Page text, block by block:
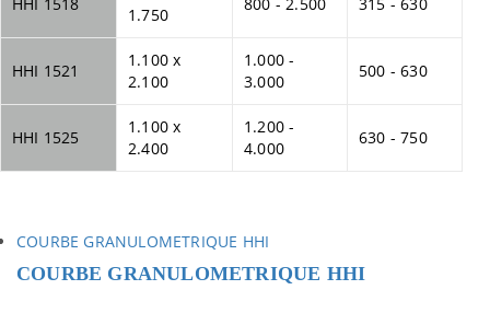
1.750
HHI 1521
1.100 x
2.100
1.000 -
3.000
500 - 630
HHI 1525
1.100 x
2.400
1.200 -
4.000
630 - 750
COURBE GRANULOMETRIQUE HHI
COURBE GRANULOMETRIQUE HHI